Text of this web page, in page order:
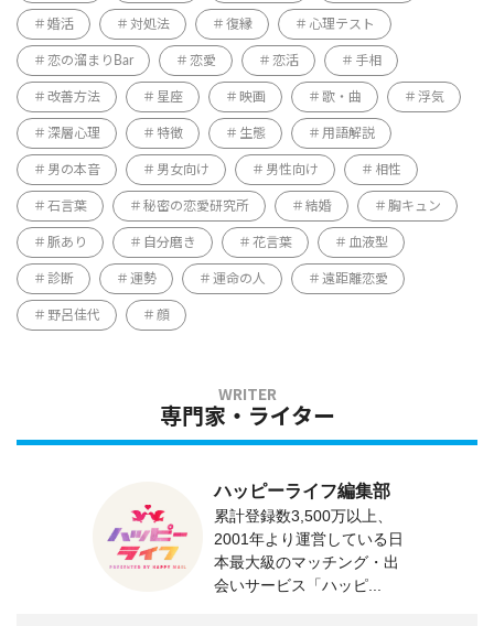
婚活 対処法 復縁 心理テスト
恋の溜まりBar 恋愛 恋活 手相
改善方法 星座 映画 歌・曲 浮気
深層心理 特徴 生態 用語解説
男の本音 男女向け 男性向け 相性
石言葉 秘密の恋愛研究所 結婚 胸キュン
脈あり 自分磨き 花言葉 血液型
診断 運勢 運命の人 遠距離恋愛
野呂佳代 顔
専門家・ライター
ハッピーライフ編集部
累計登録数3,500万以上、
2001年より運営している日
本最大級のマッチング・出
会いサービス「ハッピ...